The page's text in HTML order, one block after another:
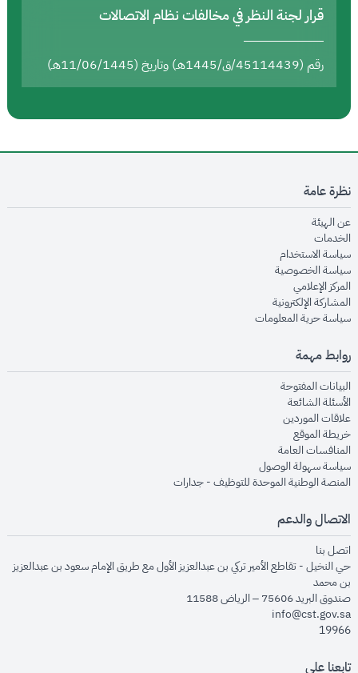
قرار لجنة النظر في مخالفات نظام الاتصالات
رقم (45114439/ق/1445هـ) وتاريخ (11/06/1445هـ)
نظرة عامة
عن الهيئةopens in new window
الخدماتopens in new window
سياسة الاستخدام
سياسة الخصوصيةopens in new window
المركز الإعلاميopens in new window
المشاركة الإلكترونيةopens in new window
سياسة حرية المعلوماتopens in new window
روابط مهمة
البيانات المفتوحةopens in new window
الأسئلة الشائعةopens in new window
علاقات الموردينopens in new window
خريطة الموقعopens in new window
المنافسات العامةopens in new window
سياسة سهولة الوصولopens in new window
المنصة الوطنية الموحدة للتوظيف - جداراتopens in new window
الاتصال والدعم
اتصل بنا
حي النخيل - تقاطع الأمير تركي بن عبدالعزيز الأول مع طريق الإمام سعود بن عبدالعزيز
بن محمد
صندوق البريد 75606 – الرياض 11588
info@cst.gov.sa
19966
تابعنا على